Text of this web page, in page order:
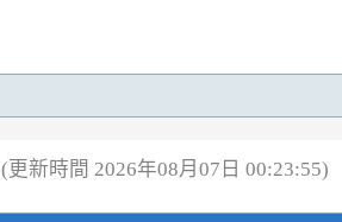
(更新時間 2026年08月07日 00:23:55)